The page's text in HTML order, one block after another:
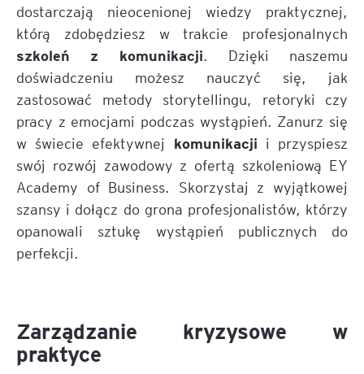
dostarczają nieocenionej wiedzy praktycznej,
którą zdobędziesz w trakcie profesjonalnych
szkoleń z komunikacji. Dzięki naszemu
doświadczeniu możesz nauczyć się, jak
zastosować metody storytellingu, retoryki czy
pracy z emocjami podczas wystąpień. Zanurz się
w świecie efektywnej komunikacji i przyspiesz
swój rozwój zawodowy z ofertą szkoleniową EY
Academy of Business. Skorzystaj z wyjątkowej
szansy i dołącz do grona profesjonalistów, którzy
opanowali sztukę wystąpień publicznych do
perfekcji.
Zarządzanie kryzysowe w
praktyce